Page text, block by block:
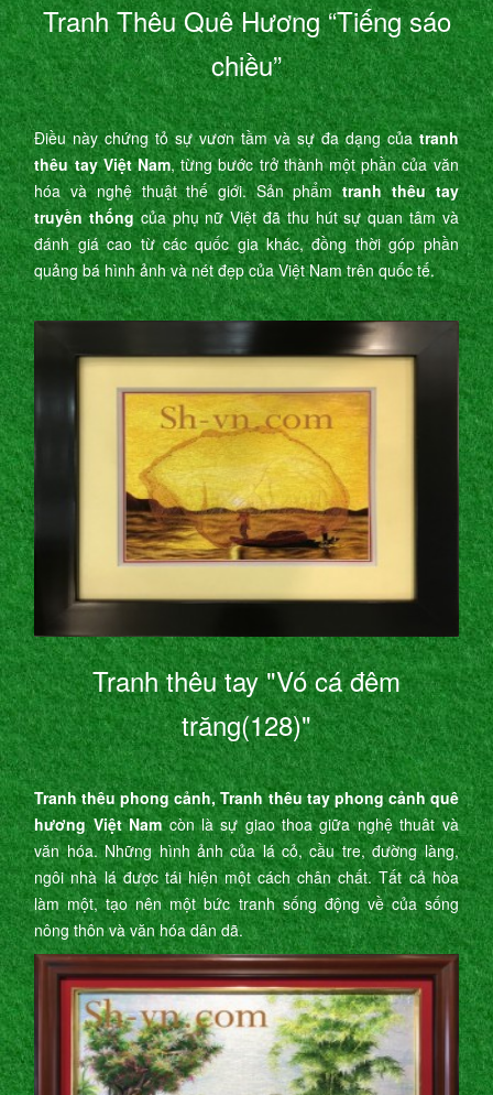
Tranh Thêu Quê Hương “Tiếng sáo
chiều”
Điều này chứng tỏ sự vươn tầm và sự đa dạng của tranh
thêu tay Việt Nam, từng bước trở thành một phần của văn
hóa và nghệ thuật thế giới. Sản phẩmtranh thêu tay
truyền thốngcủa phụ nữ Việt đã thu hút sự quan tâm và
đánh giá cao từ các quốc gia khác, đồng thời góp phần
quảng bá hình ảnh và nét đẹp của Việt Nam trên quốc tế.
Tranh thêu tay "Vó cá đêm
trăng(128)"
Tranh thêu phong cảnh, Tranh thêu tay phong cảnh quê
hương Việt Namcòn là sự giao thoa giữa nghệ thuât và
văn hóa. Những hình ảnh của lá cỏ, cầu tre, đường làng,
ngôi nhà lá được tái hiện một cách chân chất. Tất cả hòa
làm một, tạo nên một bức tranh sống động về của sống
nông thôn và văn hóa dân dã.